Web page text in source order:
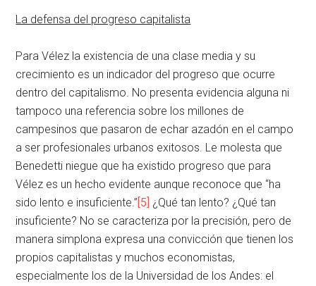
La defensa del progreso capitalista
Para Vélez la existencia de una clase media y su
crecimiento es un indicador del progreso que ocurre
dentro del capitalismo. No presenta evidencia alguna ni
tampoco una referencia sobre los millones de
campesinos que pasaron de echar azadón en el campo
a ser profesionales urbanos exitosos. Le molesta que
Benedetti niegue que ha existido progreso que para
Vélez es un hecho evidente aunque reconoce que “ha
sido lento e insuficiente.”[5] ¿Qué tan lento? ¿Qué tan
insuficiente? No se caracteriza por la precisión, pero de
manera simplona expresa una convicción que tienen los
propios capitalistas y muchos economistas,
especialmente los de la Universidad de los Andes: el